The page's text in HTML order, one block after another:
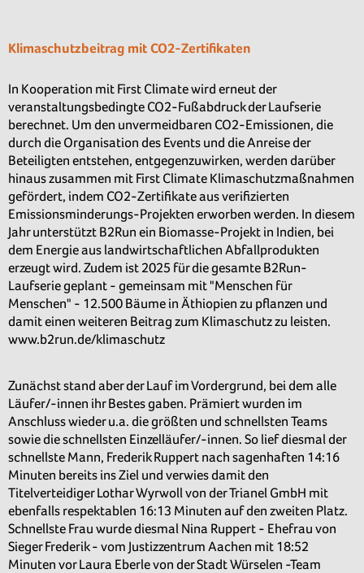
Klimaschutzbeitrag mit CO2-Zertifikaten
In Kooperation mit First Climate wird erneut der
veranstaltungsbedingte CO2-Fußabdruck der Laufserie
berechnet. Um den unvermeidbaren CO2-Emissionen, die
durch die Organisation des Events und die Anreise der
Beteiligten entstehen, entgegenzuwirken, werden darüber
hinaus zusammen mit First Climate Klimaschutzmaßnahmen
gefördert, indem CO2-Zertifikate aus verifizierten
Emissionsminderungs-Projekten erworben werden. In diesem
Jahr unterstützt B2Run ein Biomasse-Projekt in Indien, bei
dem Energie aus landwirtschaftlichen Abfallprodukten
erzeugt wird. Zudem ist 2025 für die gesamte B2Run-
Laufserie geplant - gemeinsam mit "Menschen für
Menschen" - 12.500 Bäume in Äthiopien zu pflanzen und
damit einen weiteren Beitrag zum Klimaschutz zu leisten.
www.b2run.de/klimaschutz
Zunächst stand aber der Lauf im Vordergrund, bei dem alle
Läufer/-innen ihr Bestes gaben. Prämiert wurden im
Anschluss wieder u.a. die größten und schnellsten Teams
sowie die schnellsten Einzelläufer/-innen. So lief diesmal der
schnellste Mann, Frederik Ruppert nach sagenhaften 14:16
Minuten bereits ins Ziel und verwies damit den
Titelverteidiger Lothar Wyrwoll von der Trianel GmbH mit
ebenfalls respektablen 16:13 Minuten auf den zweiten Platz.
Schnellste Frau wurde diesmal Nina Ruppert - Ehefrau von
Sieger Frederik - vom Justizzentrum Aachen mit 18:52
Minuten vor Laura Eberle von der Stadt Würselen -Team